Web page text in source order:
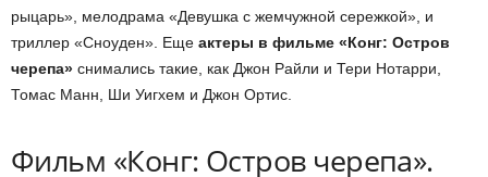
рыцарь», мелодрама «Девушка с жемчужной сережкой», и
триллер «Сноуден». Еще актеры в фильме «Конг: Остров
черепа» снимались такие, как Джон Райли и Тери Нотарри,
Томас Манн, Ши Уигхем и Джон Ортис.
Фильм «Конг: Остров черепа».